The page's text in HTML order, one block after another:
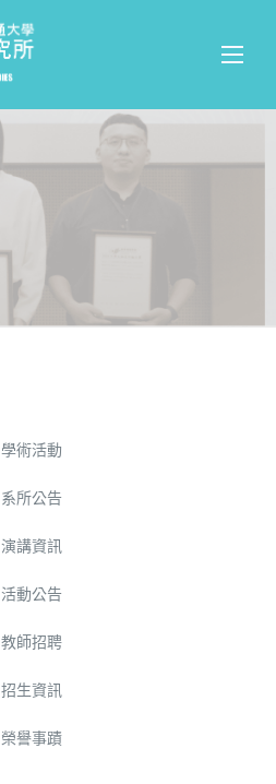
學術活動
系所公告
演講資訊
活動公告
教師招聘
招生資訊
榮譽事蹟